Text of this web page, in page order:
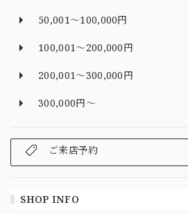
50,001～100,000円
100,001～200,000円
200,001～300,000円
300,000円～
ご来店予約
SHOP INFO